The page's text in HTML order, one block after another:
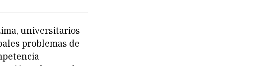
universitarios
problemas de